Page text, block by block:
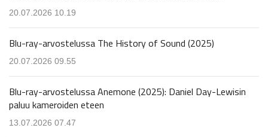
20.07.2026 10.19
Blu-ray-arvostelussa The History of Sound (2025)
20.07.2026 09.55
Blu-ray-arvostelussa Anemone (2025): Daniel Day-Lewisin
paluu kameroiden eteen
13.07.2026 07.47